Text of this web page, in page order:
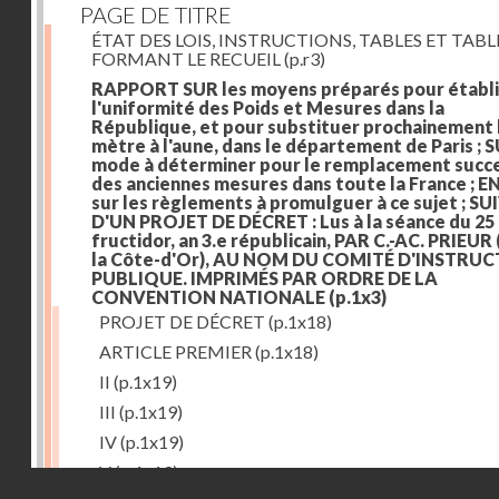
PAGE DE TITRE
ÉTAT DES LOIS, INSTRUCTIONS, TABLES ET
FORMANT LE RECUEIL (p.r3)
RAPPORT SUR les moyens préparés pour
l'uniformité des Poids et Mesures dans la
République, et pour substituer prochainement
mètre à l'aune, dans le département de Paris ;
mode à déterminer pour le remplacement
des anciennes mesures dans toute la France ;
sur les règlements à promulguer à ce sujet ;
D'UN PROJET DE DÉCRET : Lus à la séance du 25
fructidor, an 3.e républicain, PAR C.-AC. PRIEUR
la Côte-d'Or), AU NOM DU COMITÉ
PUBLIQUE. IMPRIMÉS PAR ORDRE DE LA
CONVENTION NATIONALE (p.1x3)
PROJET DE DÉCRET (p.1x18)
ARTICLE PREMIER (p.1x18)
II (p.1x19)
III (p.1x19)
IV(p.1x19)
V(p.1x19)